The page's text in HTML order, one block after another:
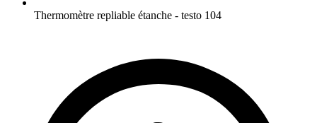
Thermomètre repliable étanche - testo 104